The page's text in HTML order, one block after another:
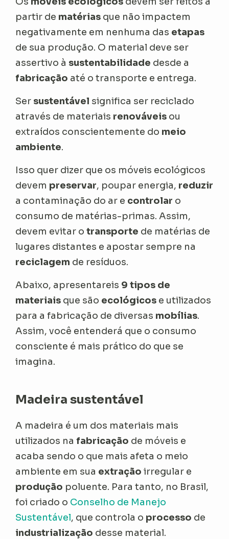
partir de matérias que não impactem
negativamente em nenhuma das etapas
de sua produção. O material deve ser
assertivo à sustentabilidade desde a
fabricação até o transporte e entrega.
Ser sustentável significa ser reciclado
através de materiais renováveis ou
extraídos conscientemente do meio
ambiente.
Isso quer dizer que os móveis ecológicos
devem preservar, poupar energia, reduzir
a contaminação do ar e controlar o
consumo de matérias-primas. Assim,
devem evitar otransporte de matérias de
lugares distantes e apostar sempre na
reciclagem de resíduos.
Abaixo, apresentareis 9 tipos de
materiais que são ecológicos e utilizados
para a fabricação de diversas mobílias.
Assim, você entenderá que o consumo
consciente é mais prático do que se
imagina.
Madeira sustentável
A madeira é um dos materiais mais
utilizados nafabricação de móveis e
acaba sendo o que mais afeta o meio
ambiente em sua extração irregular e
produção poluente. Para tanto, no Brasil,
foi criado o Conselho de Manejo
Sustentável, que controla o processo de
industrialização desse material.